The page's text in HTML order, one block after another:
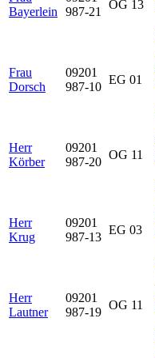
Bayerlein
987-21
OG 13
Frau
Dorsch
09201
987-10
EG 01
Herr
Körber
09201
987-20
OG 11
Herr
Krug
09201
987-13
EG 03
Herr
Lautner
09201
987-19
OG 11